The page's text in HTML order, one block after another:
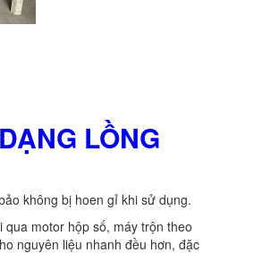
LỒNG
không bị hoen gỉ khi sử dụng.
motor hộp số, máy trộn theo
nguyên liệu nhanh đều hơn, đặc